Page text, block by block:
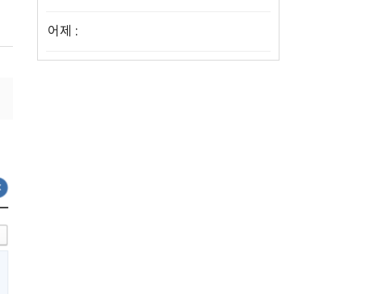
어제 :